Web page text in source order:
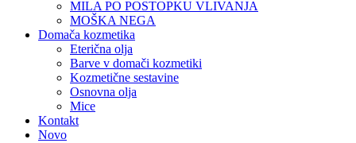
MILA PO POSTOPKU VLIVANJA
MOŠKA NEGA
Domača kozmetika
Eterična olja
Barve v domači kozmetiki
Kozmetične sestavine
Osnovna olja
Mice
Kontakt
Novo